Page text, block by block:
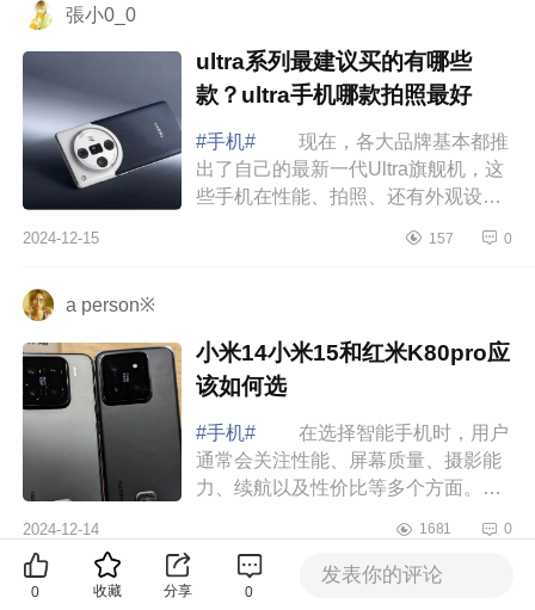
張小0_0
ultra系列最建议买的有哪些
款？ultra手机哪款拍照最好
#手机#
现在，各大品牌基本都推
出了自己的最新一代Ultra旗舰机，这
些手机在性能、拍照、还有外观设计
厉害的技术和最新奇的创意都打包进
2024-12-15 157 0
a person※
小米14小米15和红米K80pro应
该如何选
#手机#
在选择智能手机时，用户
通常会关注性能、屏幕质量、摄影能
力、续航以及性价比等多个方面。小
牌下的热门机型，各自具有独特的优
点和缺点...
2024-12-14 1681 0
不再见
0 收藏 分享 0
发表你的评论